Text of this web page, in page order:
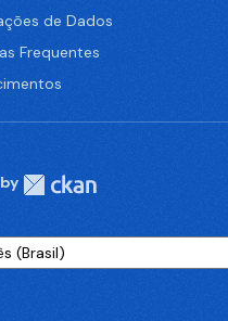
de Dados
Frequentes